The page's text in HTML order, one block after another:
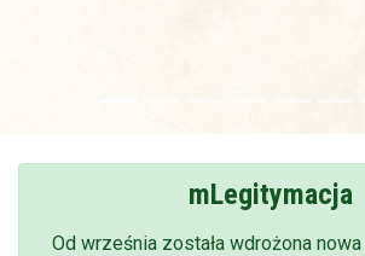
mLegitymacja
Od września została wdrożona